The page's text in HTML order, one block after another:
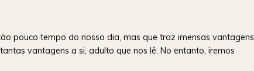
pouco tempo do nosso dia, mas que traz imensas vantagens
vantagens a si, adulto que nos lê. No entanto, iremos